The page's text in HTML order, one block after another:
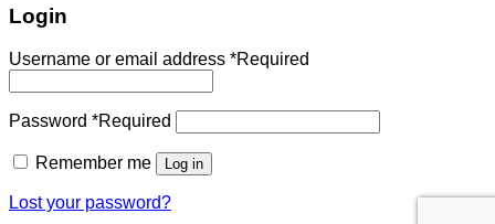
Login
Username or email address *Required
Password *Required
Remember me Log in
Lost your password?